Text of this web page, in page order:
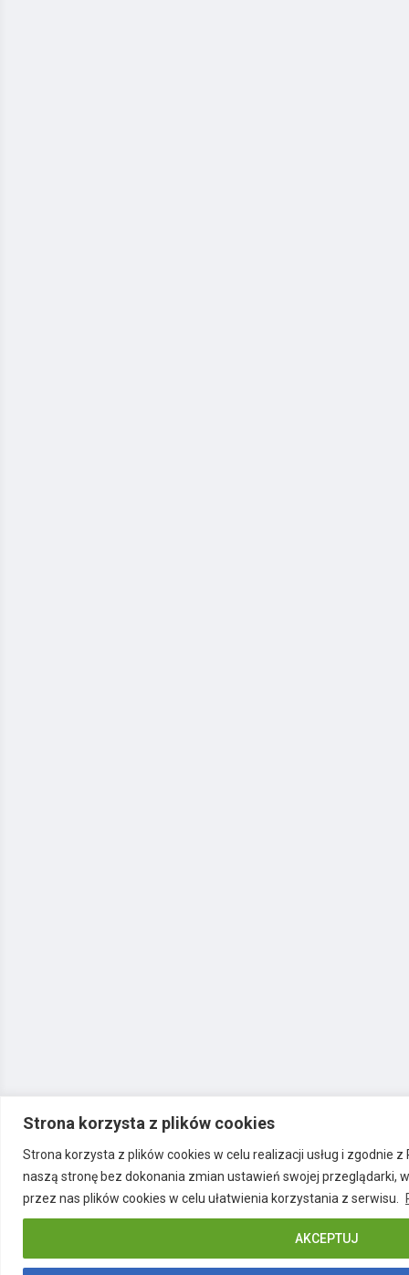
Strona korzysta z plików cookies
Strona korzysta z plików cookies w celu realizacji usług i zgodnie
naszą stronę bez dokonania zmian ustawień swojej przeglądarki,
przez nas plików cookies w celu ułatwienia korzystania z serwisu.
AKCEPTUJ